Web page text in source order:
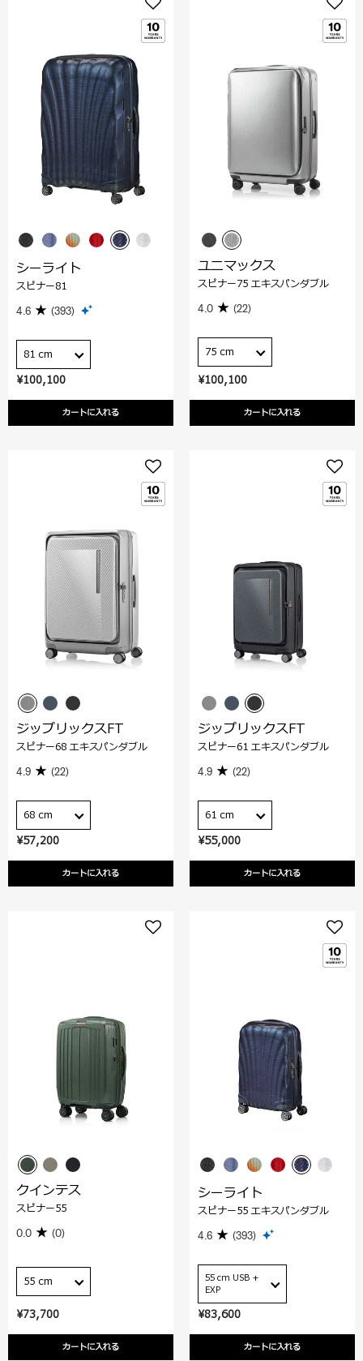
¥100,100
カートに入れる
シーライト
スピナー81
4.6 (393)
81 cm
¥100,100
カートに入れる
ユニマックス
スピナー75 エキスパンダブル
4.0 (22)
75 cm
¥57,200
カートに入れる
ジップリックスFT
スピナー68 エキスパンダブル
4.9 (22)
68 cm
¥55,000
カートに入れる
ジップリックスFT
スピナー61 エキスパンダブル
4.9 (22)
61 cm
¥73,700
カートに入れる
クインテス
スピナー55
0.0 (0)
55 cm
¥83,600
カートに入れる
シーライト
スピナー55 エキスパンダブル
4.6 (393)
55 cm USB +
EXP